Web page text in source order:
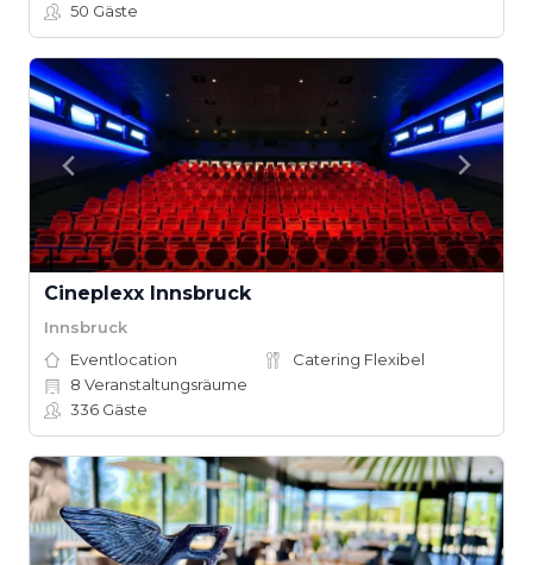
50 Gäste
Cineplexx Innsbruck
Innsbruck
Eventlocation
Catering Flexibel
8 Veranstaltungsräume
336 Gäste